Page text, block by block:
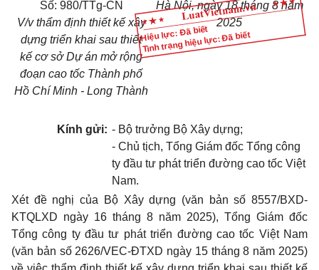
Hiệu lực: Đã biết
Tình trạng hiệu lực: Đã biết
Số: 980/TTg-CN
V/v thẩm định thiết kế xây
dựng triển khai sau thiết
kế cơ sở Dự án mở rộng
đoạn cao tốc Thành phố
Hồ Chí Minh - Long Thành
Hà Nội, ngày 18 tháng 8 năm
2025
Kính gửi: - Bộ trưởng Bộ Xây dựng;
- Chủ tịch, Tổng Giám đốc Tổng công
ty đầu tư phát triển đường cao tốc Việt
Nam.
Xét đề nghị của Bộ Xây dựng (văn bản số 8557/BXD-
KTQLXD ngày 16 tháng 8 năm 2025), Tổng Giám đốc
Tổng công ty đầu tư phát triển đường cao tốc Việt Nam
(văn bản số 2626/VEC-ĐTXD ngày 15 tháng 8 năm 2025)